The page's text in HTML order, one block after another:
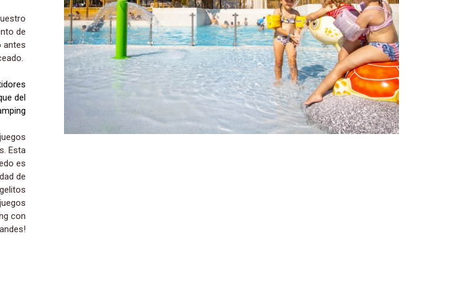
de
antes
del
Esta
es
de
con